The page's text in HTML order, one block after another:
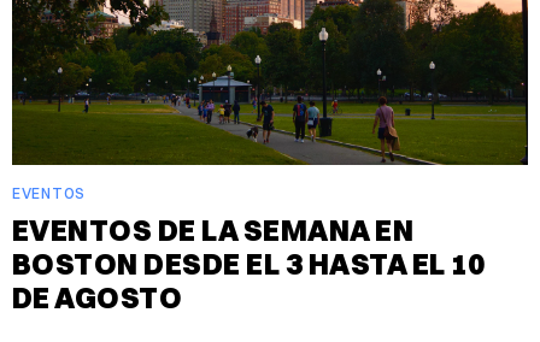
EVENTOS
EVENTOS DE LA SEMANA EN
BOSTON DESDE EL 3 HASTA EL 10
DE AGOSTO